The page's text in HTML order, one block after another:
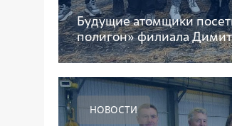
Будущие атомщики
полигон» филиала
НОВОСТИ